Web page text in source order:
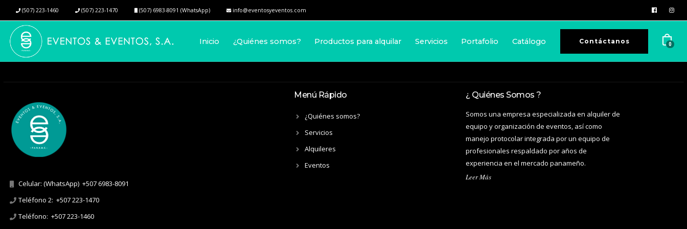
(507) 223-1460 (507) 223-1470 (507) 6983-8091 (WhatsApp) info@eventosyeventos.com
Inicio ¿Quiénes somos? Productos para alquilar Servicios Portafolio Catálogo Contáctanos 0
Celular: (WhatsApp) +507 6983-8091
Teléfono 2: +507 223-1470
Teléfono: +507 223-1460
Menú Rápido
¿Quiénes somos?
Servicios
Alquileres
Eventos
¿ Quiénes Somos ?
Somos una empresa especializada en alquiler de
equipo y organización de eventos, así como
manejo protocolar integrada por un equipo de
profesionales respaldado por años de
experiencia en el mercado panameño.
Leer Más